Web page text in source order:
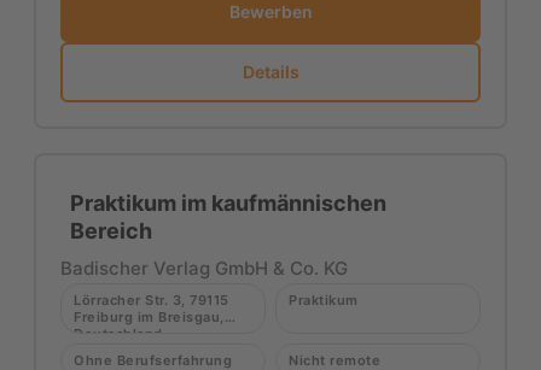
Bewerben
Details
Praktikum im kaufmännischen
Bereich
Badischer Verlag GmbH & Co. KG
Lörracher Str. 3, 79115
Freiburg im Breisgau,
Deutschland
Praktikum
Ohne Berufserfahrung Nicht remote